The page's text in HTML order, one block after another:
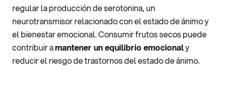
regular la producción de serotonina, un
neurotransmisor relacionado con el estado de ánimo y
el bienestar emocional. Consumir frutos secos puede
contribuir amantener un equilibrio emocionaly
reducir el riesgo de trastornos del estado de ánimo.